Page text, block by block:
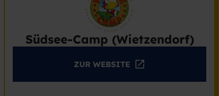
Südsee-Camp (Wietzendorf)
ZUR WEBSITE